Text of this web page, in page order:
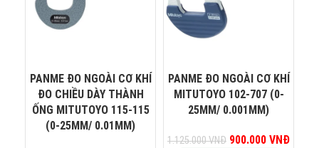
PANME ĐO NGOÀI CƠ KHÍ
ĐO CHIỀU DÀY THÀNH
ỐNG MITUTOYO 115-115
(0-25MM/ 0.01MM)
PANME ĐO NGOÀI CƠ KHÍ
MITUTOYO 102-707 (0-
25MM/ 0.001MM)
1.125.000VNĐ
Giá gốc là:
900.000 VNĐ
0824 927 568
KINH DOANH 4: 0823 944 186